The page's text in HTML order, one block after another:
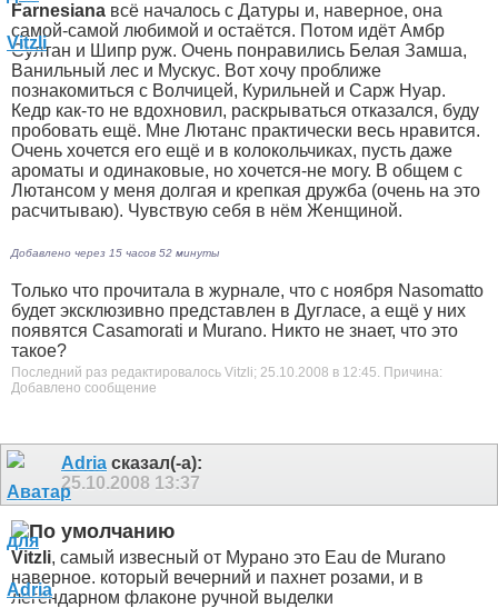
Farnesiana всё началось с Датуры и, наверное, она
самой-самой любимой и остаётся. Потом идёт Амбр
Султан и Шипр руж. Очень понравились Белая Замша,
Ванильный лес и Мускус. Вот хочу проближе
познакомиться с Волчицей, Курильней и Сарж Нуар.
Кедр как-то не вдохновил, раскрываться отказался, буду
пробовать ещё. Мне Лютанс практически весь нравится.
Очень хочется его ещё и в колокольчиках, пусть даже
ароматы и одинаковые, но хочется-не могу. В общем с
Лютансом у меня долгая и крепкая дружба (очень на это
расчитываю). Чувствую себя в нём Женщиной.
Добавлено через 15 часов 52 минуты
Только что прочитала в журнале, что с ноября Nasomatto
будет эксклюзивно представлен в Дугласе, а ещё у них
появятся Casamorati и Murano. Никто не знает, что это
такое?
Последний раз редактировалось Vitzli; 25.10.2008 в 12:45. Причина:
Добавлено сообщение
Adria сказал(-а):
25.10.2008 13:37
Vitzli, самый извесный от Мурано это Eau de Murano
наверное. который вечерний и пахнет розами, и в
легендарном флаконе ручной выделки